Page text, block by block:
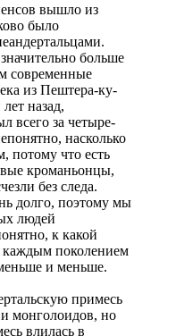
вышло из
было
больше
современные
из Пештера-ку-
назад,
всего за четыре-
насколько
потому что есть
кроманьонцы,
без следа.
долго, поэтому мы
людей
к какой
каждым поколением
и меньше.
примесь
монголоидов, но
влилась в